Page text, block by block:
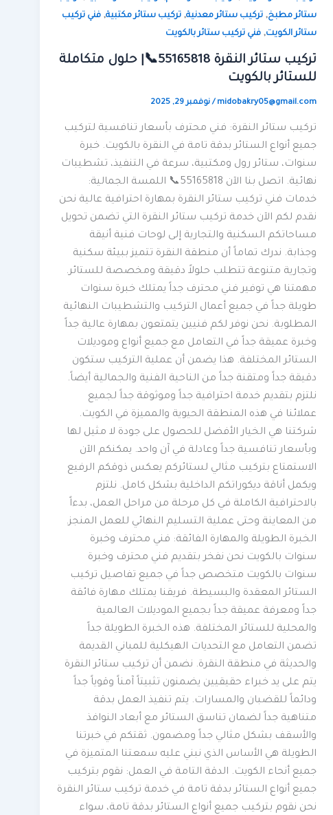
ستائر مطبخ, تركيب ستائر معدنية, تركيب ستائر مكتبية, فني تركيب
ستائر الكويت, فني تركيب ستائر بالكويت
تركيب ستائر النقرة 55165818📞| حلول متكاملة
للستائر بالكويت
midobakry05@gmail.com
/نوفمبر 29, 2025
تركيب ستائر النقرة: فني محترف بأسعار تنافسية لتركيب
جميع أنواع الستائر بدقة تامة في النقرة بالكويت. خبرة
سنوات، ستائر رول ومكتبية، سرعة في التنفيذ، تشطيبات
نهائية. اتصل بنا الآن 55165818📞 اللمسة الجمالية:
خدمات فني تركيب ستائر النقرة بمهارة احترافية عالية نحن
نقدم لكم الآن خدمة تركيب ستائر النقرة التي تضمن تحويل
مساحاتكم السكنية والتجارية إلى لوحات فنية أنيقة
وجذابة. ندرك تماماً أن منطقة النقرة تتميز ببيئة سكنية
وتجارية متنوعة تتطلب حلولاً دقيقة ومخصصة للستائر.
مهمتنا هي توفير فني محترف جداً يمتلك خبرة سنوات
طويلة جداً في جميع أعمال التركيب والتشطيبات النهائية
المطلوبة. نحن نوفر لكم فنيين يتمتعون بمهارة عالية جداً
وخبرة عميقة جداً في التعامل مع جميع أنواع وموديلات
الستائر المختلفة. هذا يضمن أن عملية التركيب ستكون
دقيقة جداً ومتقنة جداً من الناحية الفنية والجمالية أيضاً.
نلتزم بتقديم خدمة احترافية جداً وموثوقة جداً لجميع
عملائنا في هذه المنطقة الحيوية والمميزة في الكويت.
شركتنا هي الخيار الأفضل للحصول على جودة لا مثيل لها
وبأسعار تنافسية جداً وعادلة في آن واحد. يمكنكم الآن
الاستمتاع بتركيب مثالي لستائركم يعكس ذوقكم الرفيع
ويكمل أناقة ديكوراتكم الداخلية بشكل كامل. نلتزم
بالاحترافية الكاملة في كل مرحلة من مراحل العمل، بدءاً
من المعاينة وحتى عملية التسليم النهائي للعمل المنجز.
الخبرة الطويلة والمهارة الفائقة: فني محترف وخبرة
سنوات بالكويت نحن نفخر بتقديم فني محترف وخبرة
سنوات بالكويت متخصص جداً في جميع تفاصيل تركيب
الستائر المعقدة والبسيطة. فريقنا يمتلك مهارة فائقة
جداً ومعرفة عميقة جداً بجميع الموديلات العالمية
والمحلية للستائر المختلفة. هذه الخبرة الطويلة جداً
تضمن التعامل مع التحديات الهيكلية للمباني القديمة
والحديثة في منطقة النقرة. نضمن أن تركيب ستائر النقرة
يتم على يد خبراء حقيقيين يضمنون تثبيتاً آمناً وقوياً جداً
ودائماً للقضبان والمسارات. يتم تنفيذ العمل بدقة
متناهية جداً لضمان تناسق الستائر مع أبعاد النوافذ
والأسقف بشكل مثالي جداً ومضمون. ثقتكم في خبرتنا
الطويلة هي الأساس الذي نبني عليه سمعتنا المتميزة في
جميع أنحاء الكويت. الدقة التامة في العمل: نقوم بتركيب
جميع أنواع الستائر بدقة تامة في خدمة تركيب ستائر النقرة
نحن نقوم بتركيب جميع أنواع الستائر بدقة تامة، سواء